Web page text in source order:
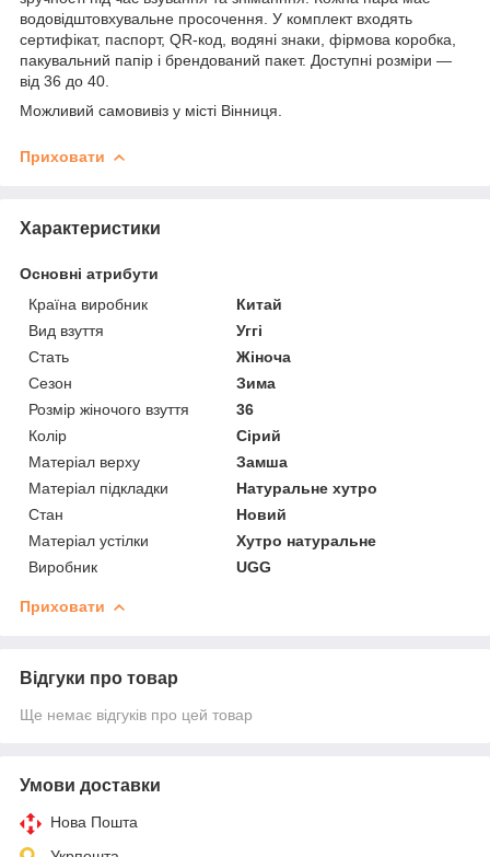
водовідштовхувальне просочення. У комплект входять
сертифікат, паспорт, QR-код, водяні знаки, фірмова коробка,
пакувальний папір і брендований пакет. Доступні розміри —
від 36 до 40.
Можливий самовивіз у місті Вінниця.
Приховати
Характеристики
Основні атрибути
Країна виробник
Китай
Вид взуття
Уггі
Стать
Жіноча
Сезон
Зима
Розмір жіночого взуття
36
Колір
Сірий
Матеріал верху
Замша
Матеріал підкладки
Натуральне хутро
Стан
Новий
Матеріал устілки
Хутро натуральне
Виробник
UGG
Приховати
Відгуки про товар
Ще немає відгуків про цей товар
Умови доставки
Нова Пошта